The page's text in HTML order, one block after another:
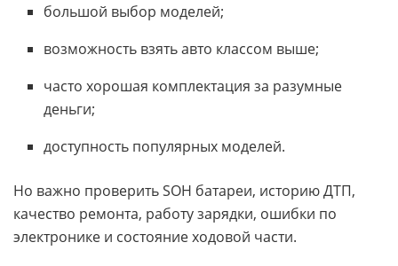
большой выбор моделей;
возможность взять авто классом выше;
часто хорошая комплектация за разумные
деньги;
доступность популярных моделей.
Но важно проверить SOH батареи, историю ДТП,
качество ремонта, работу зарядки, ошибки по
электронике и состояние ходовой части.